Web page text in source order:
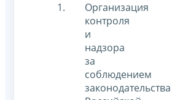
Организация
контроля
и
надзора
за
соблюдением
законодательства